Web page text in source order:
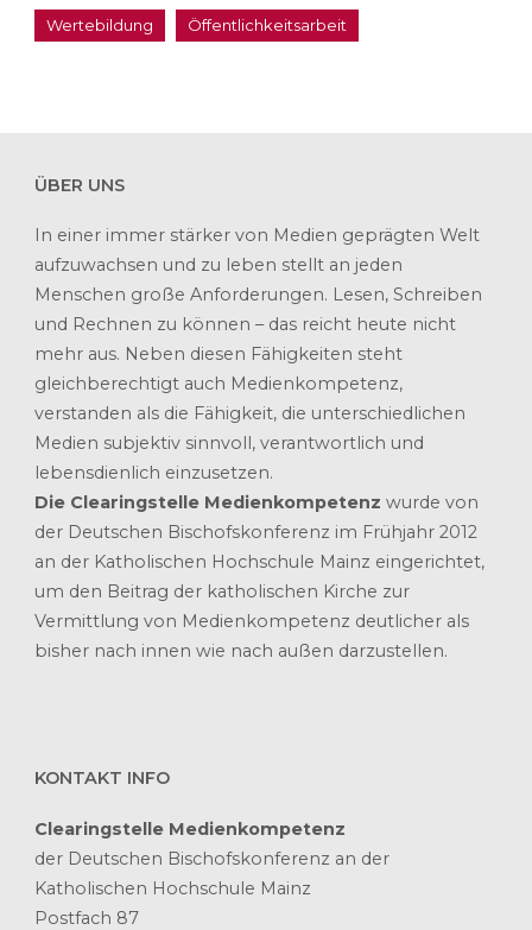
Wertebildung Öffentlichkeitsarbeit
ÜBER UNS
In einer immer stärker von Medien geprägten Welt
aufzuwachsen und zu leben stellt an jeden
Menschen große Anforderungen. Lesen, Schreiben
und Rechnen zu können – das reicht heute nicht
mehr aus. Neben diesen Fähigkeiten steht
gleichberechtigt auch Medienkompetenz,
verstanden als die Fähigkeit, die unterschiedlichen
Medien subjektiv sinnvoll, verantwortlich und
lebensdienlich einzusetzen.
Die Clearingstelle Medienkompetenz wurde von
der Deutschen Bischofskonferenz im Frühjahr 2012
an der Katholischen Hochschule Mainz eingerichtet,
um den Beitrag der katholischen Kirche zur
Vermittlung von Medienkompetenz deutlicher als
bisher nach innen wie nach außen darzustellen.
KONTAKT INFO
Clearingstelle Medienkompetenz
der Deutschen Bischofskonferenz an der
Katholischen Hochschule Mainz
Postfach 87